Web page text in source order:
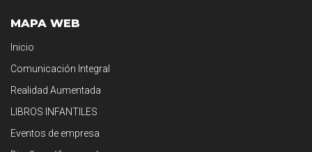
MAPA WEB
Inicio
Comunicación Integral
Realidad Aumentada
LIBROS INFANTILES
Eventos de empresa